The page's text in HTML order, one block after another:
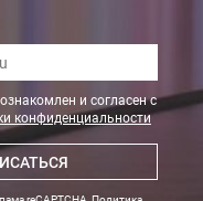
и согласен с
конфиденциальности